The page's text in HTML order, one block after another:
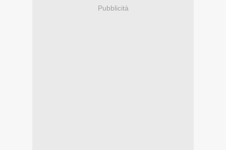
Pubblicità